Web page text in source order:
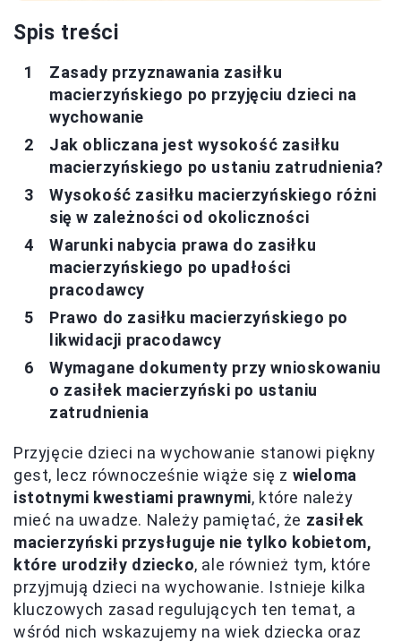
Spis treści
Zasady przyznawania zasiłku
macierzyńskiego po przyjęciu dzieci na
wychowanie
Jak obliczana jest wysokość zasiłku
macierzyńskiego po ustaniu zatrudnienia?
Wysokość zasiłku macierzyńskiego różni
się w zależności od okoliczności
Warunki nabycia prawa do zasiłku
macierzyńskiego po upadłości
pracodawcy
Prawo do zasiłku macierzyńskiego po
likwidacji pracodawcy
Wymagane dokumenty przy wnioskowaniu
o zasiłek macierzyński po ustaniu
zatrudnienia
Przyjęcie dzieci na wychowanie stanowi piękny
gest, lecz równocześnie wiąże się z wieloma
istotnymi kwestiami prawnymi, które należy
mieć na uwadze. Należy pamiętać, że zasiłek
macierzyński przysługuje nie tylko kobietom,
które urodziły dziecko, ale również tym, które
przyjmują dzieci na wychowanie. Istnieje kilka
kluczowych zasad regulujących ten temat, a
wśród nich wskazujemy na wiek dziecka oraz